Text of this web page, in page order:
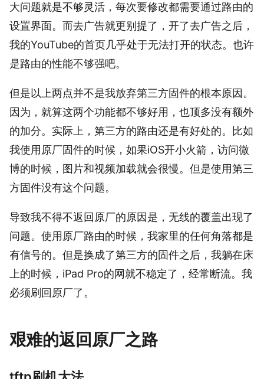
大问题就是不够灵活，每次要修改都需要通过路由的
设置界面。而去广告就更别提了，开了去广告之后，
我的YouTube的首页几乎处于无法打开的状态。也许
是路由的性能不够强吧。
但是以上两点并不是我放弃第三方固件的根本原因。
因为，就算这两个功能都不够好用，也顶多没有额外
的加分。实际上，第三方的路由还是有好处的。比如
我使用原厂固件的时候，如果iOS开小火箭，访问微
博的时候，图片和视频加载就会很慢。但是使用第三
方固件没有这个问题。
导致我不得不返回原厂的原因是，无线的覆盖出现了
问题。使用原厂路由的时候，我家里的任何角落都是
有信号的。但是换成了第三方的固件之后，我躺在床
上的时候，iPad Pro的网就不稳定了，经常断流。我
必须刷回原厂了。
艰难的返回原厂之路